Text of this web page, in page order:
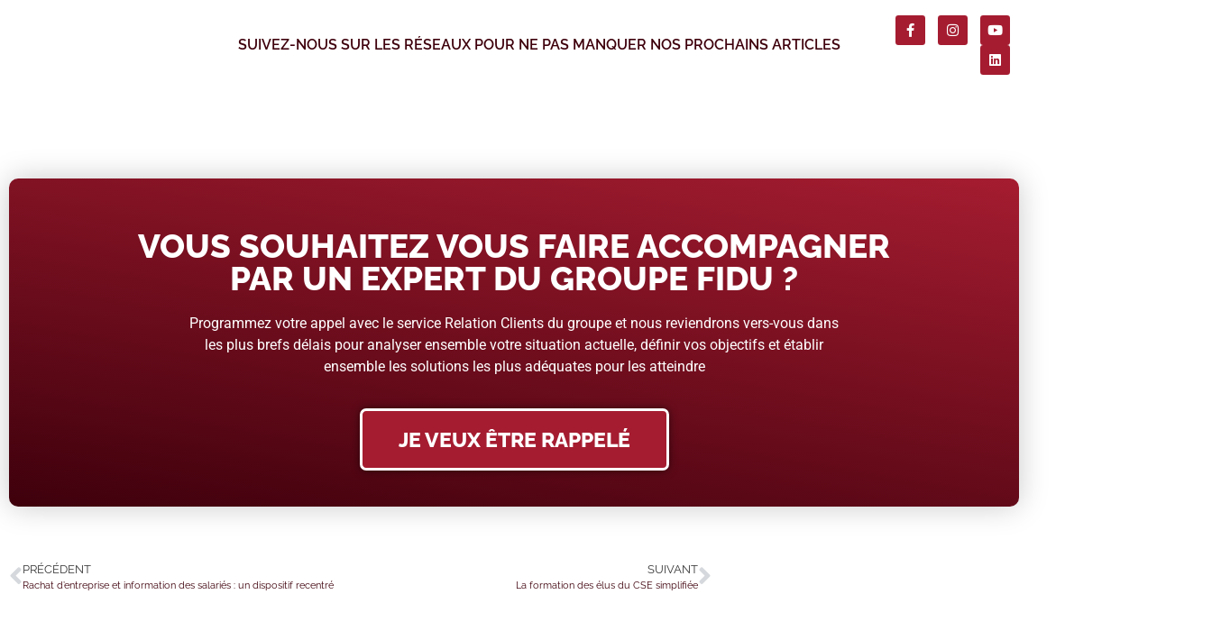
SUIVEZ-NOUS SUR LES RÉSEAUX POUR NE PAS MANQUER NOS PROCHAINS ARTICLES
VOUS SOUHAITEZ VOUS FAIRE ACCOMPAGNER
PAR UN EXPERT DU GROUPE FIDU ?
Programmez votre appel avec le service Relation Clients du groupe et nous reviendrons vers-vous dans
les plus brefs délais pour analyser ensemble votre situation actuelle, définir vos objectifs et établir
ensemble les solutions les plus adéquates pour les atteindre
JE VEUX ÊTRE RAPPELÉ
PRÉCÉDENT
Rachat d’entreprise et information des salariés : un dispositif recentré
SUIVANT
La formation des élus du CSE simplifiée